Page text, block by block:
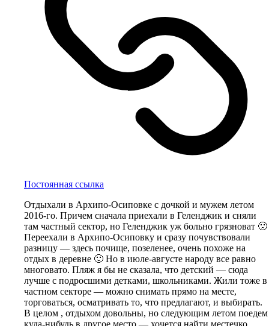
Постоянная ссылка
Отдыхали в Архипо-Осиповке с дочкой и мужем летом
2016-го. Причем сначала приехали в Геленджик и сняли
там частный сектор, но Геленджик уж больно грязноват 🙁
Переехали в Архипо-Осиповку и сразу почувствовали
разницу — здесь почище, позеленее, очень похоже на
отдых в деревне 🙂 Но в июле-августе народу все равно
многовато. Пляж я бы не сказала, что детский — сюда
лучше с подросшими детками, школьниками. Жили тоже в
частном секторе — можно снимать прямо на месте,
торговаться, осматривать то, что предлагают, и выбирать.
В целом , отдыхом довольны, но следующим летом поедем